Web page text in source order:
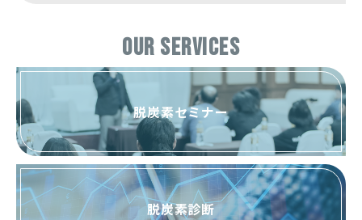
OUR SERVICES
脱炭素セミナー
脱炭素診断